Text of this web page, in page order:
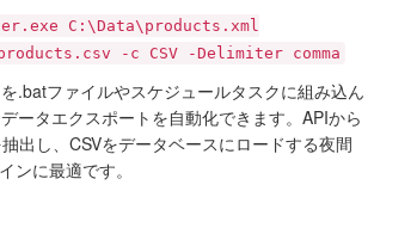
C:\Data\products.xml
-c CSV -Delimiter comma
.batファイルやスケジュールタスクに組み込ん
ータエクスポートを自動化できます。APIから
出し、CSVをデータベースにロードする夜間
ンに最適です。